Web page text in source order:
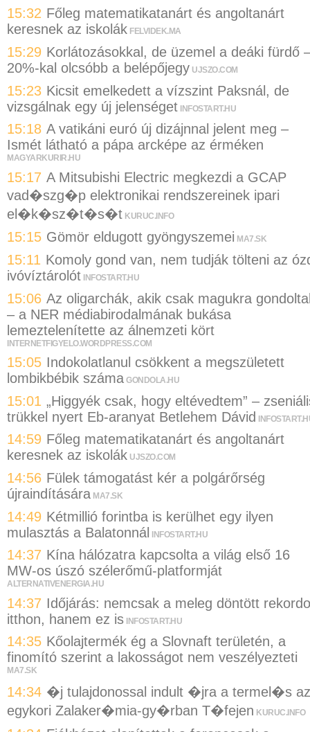
15:32 Főleg matematikatanárt és angoltanárt
keresnek az iskolák FELVIDEK.MA
15:29 Korlátozásokkal, de üzemel a deáki fürdő
20%-kal olcsóbb a belépőjegy UJSZO.COM
15:23 Kicsit emelkedett a vízszint Paksnál, de
vizsgálnak egy új jelenséget INFOSTART.HU
15:18 A vatikáni euró új dizájnnal jelent meg –
Ismét látható a pápa arcképe az érméken
MAGYARKURIR.HU
15:17 A Mitsubishi Electric megkezdi a GCAP
vad�szg�p elektronikai rendszereinek ipari
el�k�sz�t�s�t KURUC.INFO
15:15 Gömör eldugott gyöngyszemei MA7.SK
15:11 Komoly gond van, nem tudják tölteni az
ivóvíztárolót INFOSTART.HU
15:06 Az oligarchák, akik csak magukra
– a NER médiabirodalmának bukása
lemeztelenítette az álnemzeti kört
INTERNETFIGYELO.WORDPRESS.COM
15:05 Indokolatlanul csökkent a megszületett
lombikbébik száma GONDOLA.HU
15:01 „Higgyék csak, hogy eltévedtem” –
trükkel nyert Eb-aranyat Betlehem Dávid
14:59 Főleg matematikatanárt és angoltanárt
keresnek az iskolák UJSZO.COM
14:56 Fülek támogatást kér a polgárőrség
újraindítására MA7.SK
14:49 Kétmillió forintba is kerülhet egy ilyen
mulasztás a Balatonnál INFOSTART.HU
14:37 Kína hálózatra kapcsolta a világ első 16
MW-os úszó szélerőmű-platformját
ALTERNATIVENERGIA.HU
14:37 Időjárás: nemcsak a meleg döntött
itthon, hanem ez is INFOSTART.HU
14:35 Kőolajtermék ég a Slovnaft területén, a
finomító szerint a lakosságot nem veszélyezteti
MA7.SK
14:34 �j tulajdonossal indult �jra a termel�s az
egykori Zalaker�mia-gy�rban T�fejen KURUC.INFO